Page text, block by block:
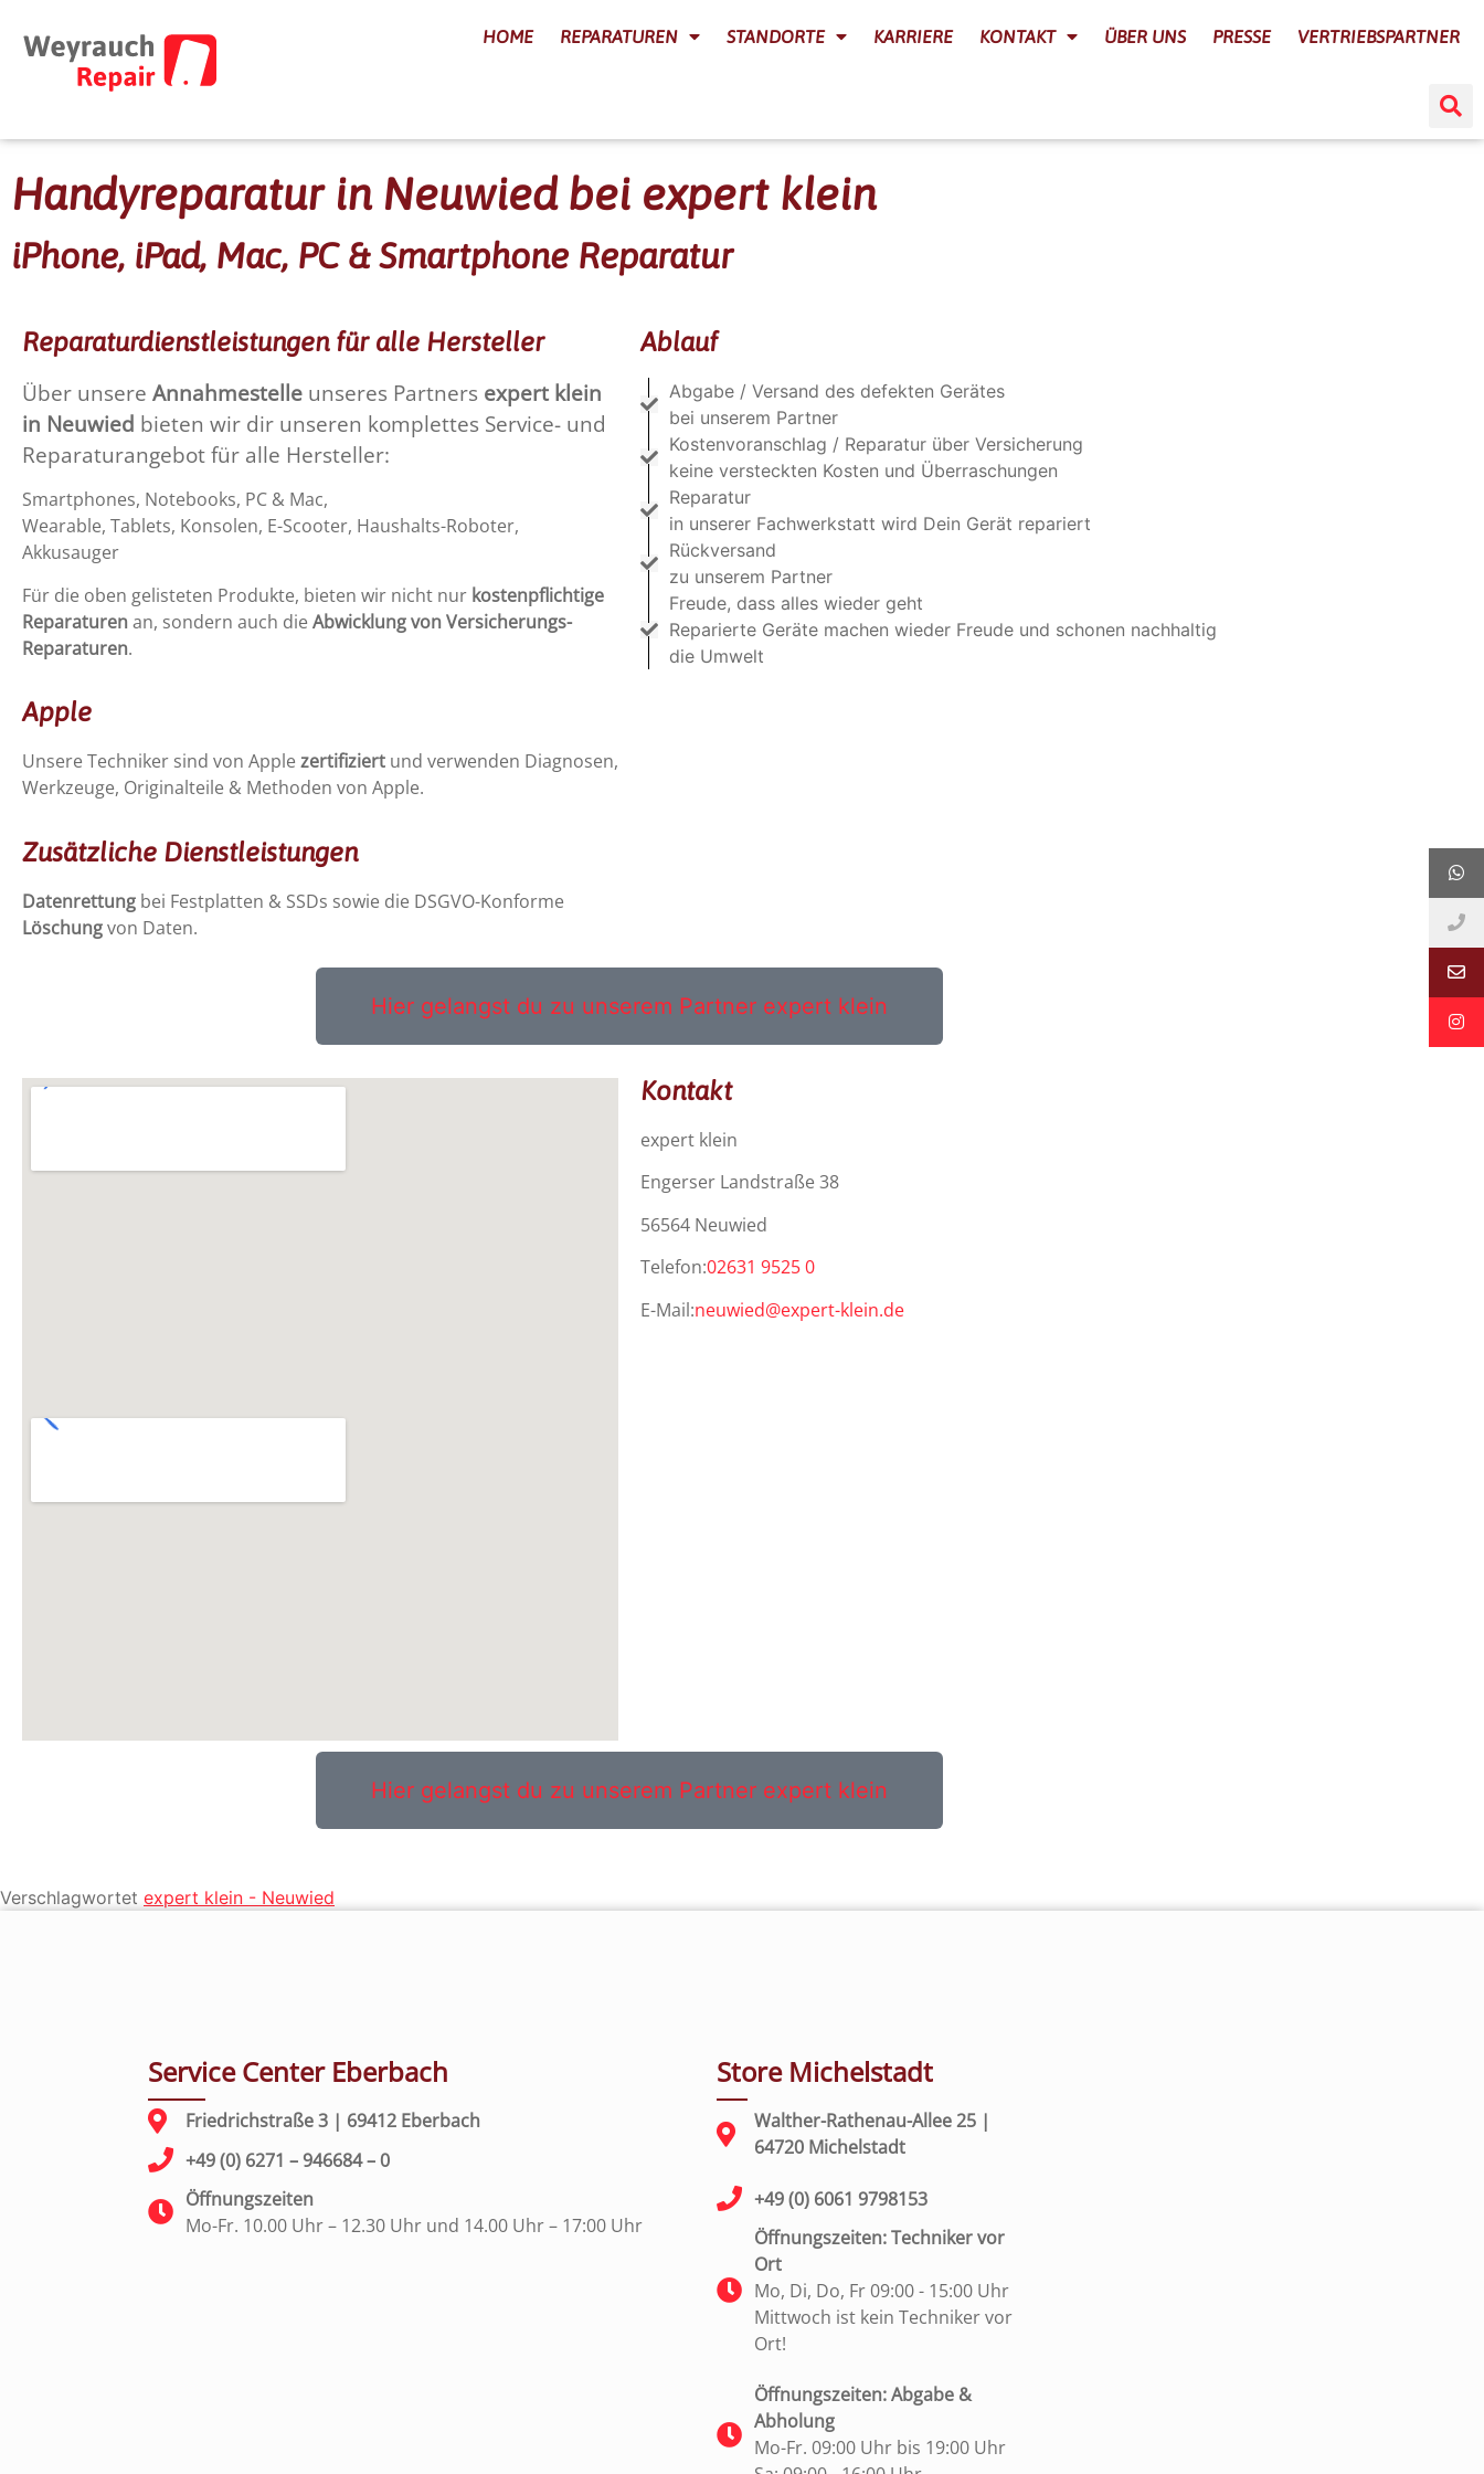
HOME REPARATUREN STANDORTE KARRIERE KONTAKT ÜBER UNS PRESSE VERTRIEBSPARTNER
Handyreparatur in Neuwied bei expert klein
iPhone, iPad, Mac, PC & Smartphone Reparatur
Reparaturdienstleistungen für alle Hersteller
Über unsere Annahmestelle unseres Partners expert klein
in Neuwied bieten wir dir unseren komplettes Service- und
Reparaturangebot für alle Hersteller:
Smartphones, Notebooks, PC & Mac,
Wearable, Tablets, Konsolen, E-Scooter, Haushalts-Roboter,
Akkusauger
Für die oben gelisteten Produkte, bieten wir nicht nur kostenpflichtige
Reparaturenan, sondern auch die Abwicklung von Versicherungs-
Reparaturen.
Apple
Unsere Techniker sind von Apple zertifiziert und verwenden Diagnosen,
Werkzeuge, Originalteile & Methoden von Apple.
Zusätzliche Dienstleistungen
Datenrettung bei Festplatten & SSDs sowie die DSGVO-Konforme
Löschungvon Daten.
Ablauf
Abgabe / Versand des defekten Gerätes
bei unserem Partner
Kostenvoranschlag / Reparatur über Versicherung
keine versteckten Kosten und Überraschungen
Reparatur
in unserer Fachwerkstatt wird Dein Gerät repariert
Rückversand
zu unserem Partner
Freude, dass alles wieder geht
Reparierte Geräte machen wieder Freude und schonen nachhaltig
die Umwelt
Hier gelangst du zu unserem Partner expert klein
Kontakt
expert klein
Engerser Landstraße 38
56564 Neuwied
Telefon:02631 9525 0
E-Mail:neuwied@expert-klein.de
Hier gelangst du zu unserem Partner expert klein
Verschlagwortet expert klein - Neuwied
Service Center Eberbach
Friedrichstraße 3 | 69412 Eberbach
+49 (0) 6271 – 946684 – 0
Öffnungszeiten
Mo-Fr. 10.00 Uhr – 12.30 Uhr und 14.00 Uhr – 17:00 Uhr
Store Michelstadt
Walther-Rathenau-Allee 25 |
64720 Michelstadt
+49 (0) 6061 9798153
Öffnungszeiten: Techniker vor
Ort
Mo, Di, Do, Fr 09:00 - 15:00 Uhr
Mittwoch ist kein Techniker vor
Ort!
Öffnungszeiten: Abgabe &
Abholung
Mo-Fr. 09:00 Uhr bis 19:00 Uhr